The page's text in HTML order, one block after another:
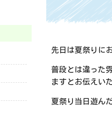
先日は夏祭りに
普段とは違った
ますとお伝えい
夏祭り当日遊ん